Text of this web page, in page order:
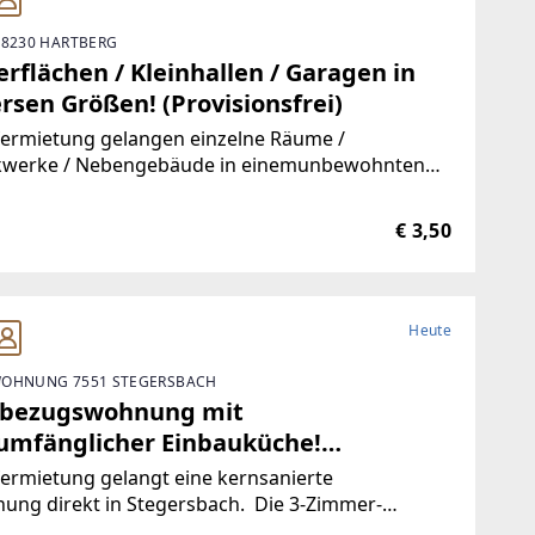
HARTBERG
/ Kleinhallen / Garagen in
Größen! (Provisionsfrei)
gelangen einzelne Räume /
/ Nebengebäude in einemunbewohnten
stehen Ihnen Größen vonca. 10 m² bis
€ 3,50
Heute
7551 STEGERSBACH
mit
Einbauküche!
gelangt eine kernsanierte
direkt in Stegersbach. Die 3-Zimmer-